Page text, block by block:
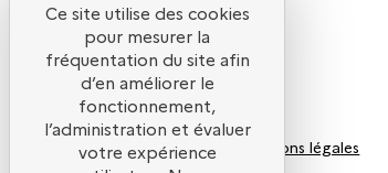
Mentions légales
Ce site utilise des cookies
pour mesurer la
fréquentation du site afin
d’en améliorer le
fonctionnement,
l’administration et évaluer
votre expérience